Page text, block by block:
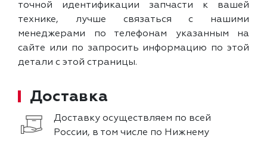
точной идентификации запчасти к вашей
технике, лучше связаться с нашими
менеджерами по телефонам указанным на
сайте или по запросить информацию по этой
детали с этой страницы.
Доставка
Доставку осуществляем по всей
России, в том числе по Нижнему